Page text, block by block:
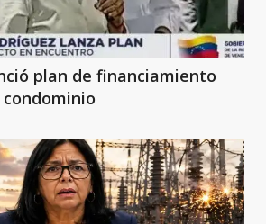
plan de financiamiento